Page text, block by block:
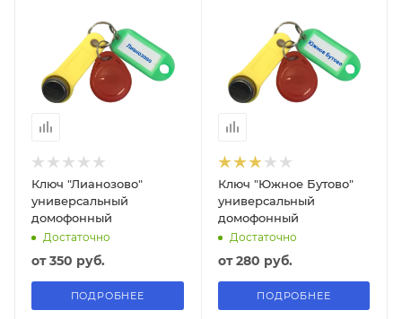
Ключ "Лианозово"
универсальный
домофонный
Достаточно
от350 руб.
ПОДРОБНЕЕ
Ключ "Южное Бутово"
универсальный
домофонный
Достаточно
от280 руб.
ПОДРОБНЕЕ